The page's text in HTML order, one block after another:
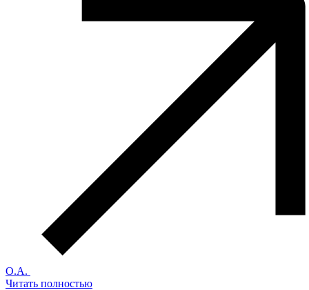
О.А.
Читать полностью